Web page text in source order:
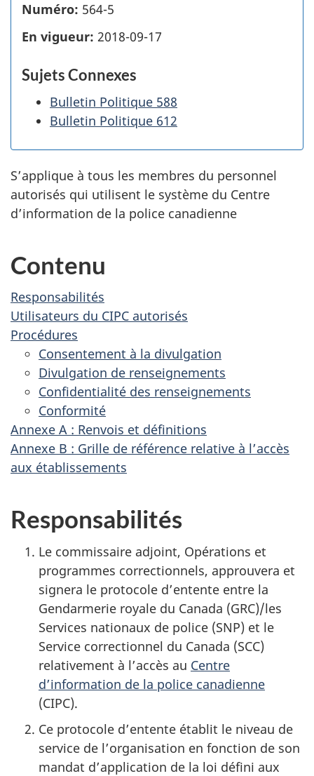
Numéro: 564-5
En vigueur: 2018-09-17
Sujets Connexes
Bulletin Politique 588
Bulletin Politique 612
S’applique à tous les membres du personnel
autorisés qui utilisent le système du Centre
d’information de la police canadienne
Contenu
Responsabilités
Utilisateurs du CIPC autorisés
Procédures
Consentement à la divulgation
Divulgation de renseignements
Confidentialité des renseignements
Conformité
Annexe A : Renvois et définitions
Annexe B : Grille de référence relative à l’accès
aux établissements
Responsabilités
Le commissaire adjoint, Opérations et
programmes correctionnels, approuvera et
signera le protocole d’entente entre la
Gendarmerie royale du Canada (GRC)/les
Services nationaux de police (SNP) et le
Service correctionnel du Canada (SCC)
relativement à l’accès au Centre
d’information de la police canadienne
(CIPC).
Ce protocole d’entente établit le niveau de
service de l’organisation en fonction de son
mandat d’application de la loi défini aux